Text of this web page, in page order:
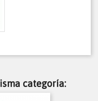
categoría: